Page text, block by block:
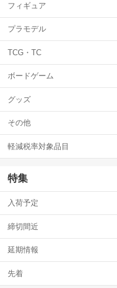
フィギュア
プラモデル
TCG・TC
ボードゲーム
グッズ
その他
軽減税率対象品目
特集
入荷予定
締切間近
延期情報
先着